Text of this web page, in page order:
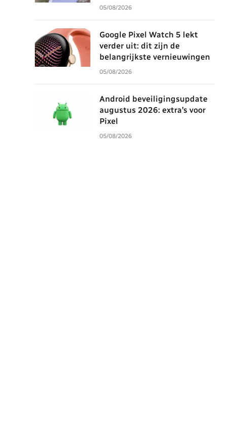
05/08/2026
Google Pixel Watch 5 lekt
verder uit: dit zijn de
belangrijkste vernieuwingen
05/08/2026
Android beveiligingsupdate
augustus 2026: extra’s voor
Pixel
05/08/2026